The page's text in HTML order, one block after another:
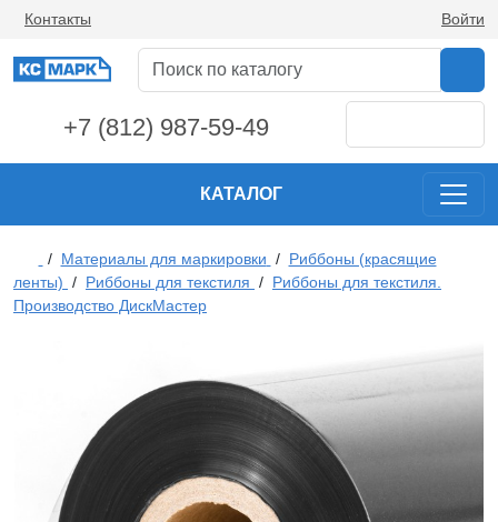
Контакты Войти
+7 (812) 987-59-49
КАТАЛОГ
/ Материалы для маркировки / Риббоны (красящие
ленты) / Риббоны для текстиля / Риббоны для текстиля.
Производство ДискМастер